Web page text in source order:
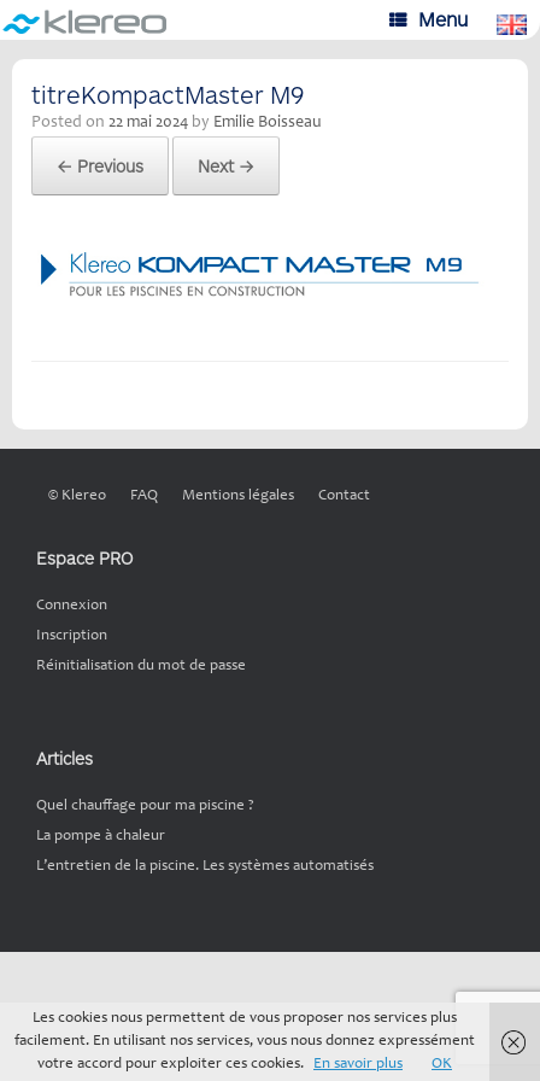
Skip
to
content
Menu
titreKompactMaster M9
Posted on 22 mai 2024 by Emilie Boisseau
← Previous Next →
© Klereo FAQ Mentions légales Contact
Espace PRO
Connexion
Inscription
Réinitialisation du mot de passe
Articles
Quel chauffage pour ma piscine ?
La pompe à chaleur
L’entretien de la piscine. Les systèmes automatisés
Les cookies nous permettent de vous proposer nos services plus
facilement. En utilisant nos services, vous nous donnez expressément
votre accord pour exploiter ces cookies.
En savoir plus OK